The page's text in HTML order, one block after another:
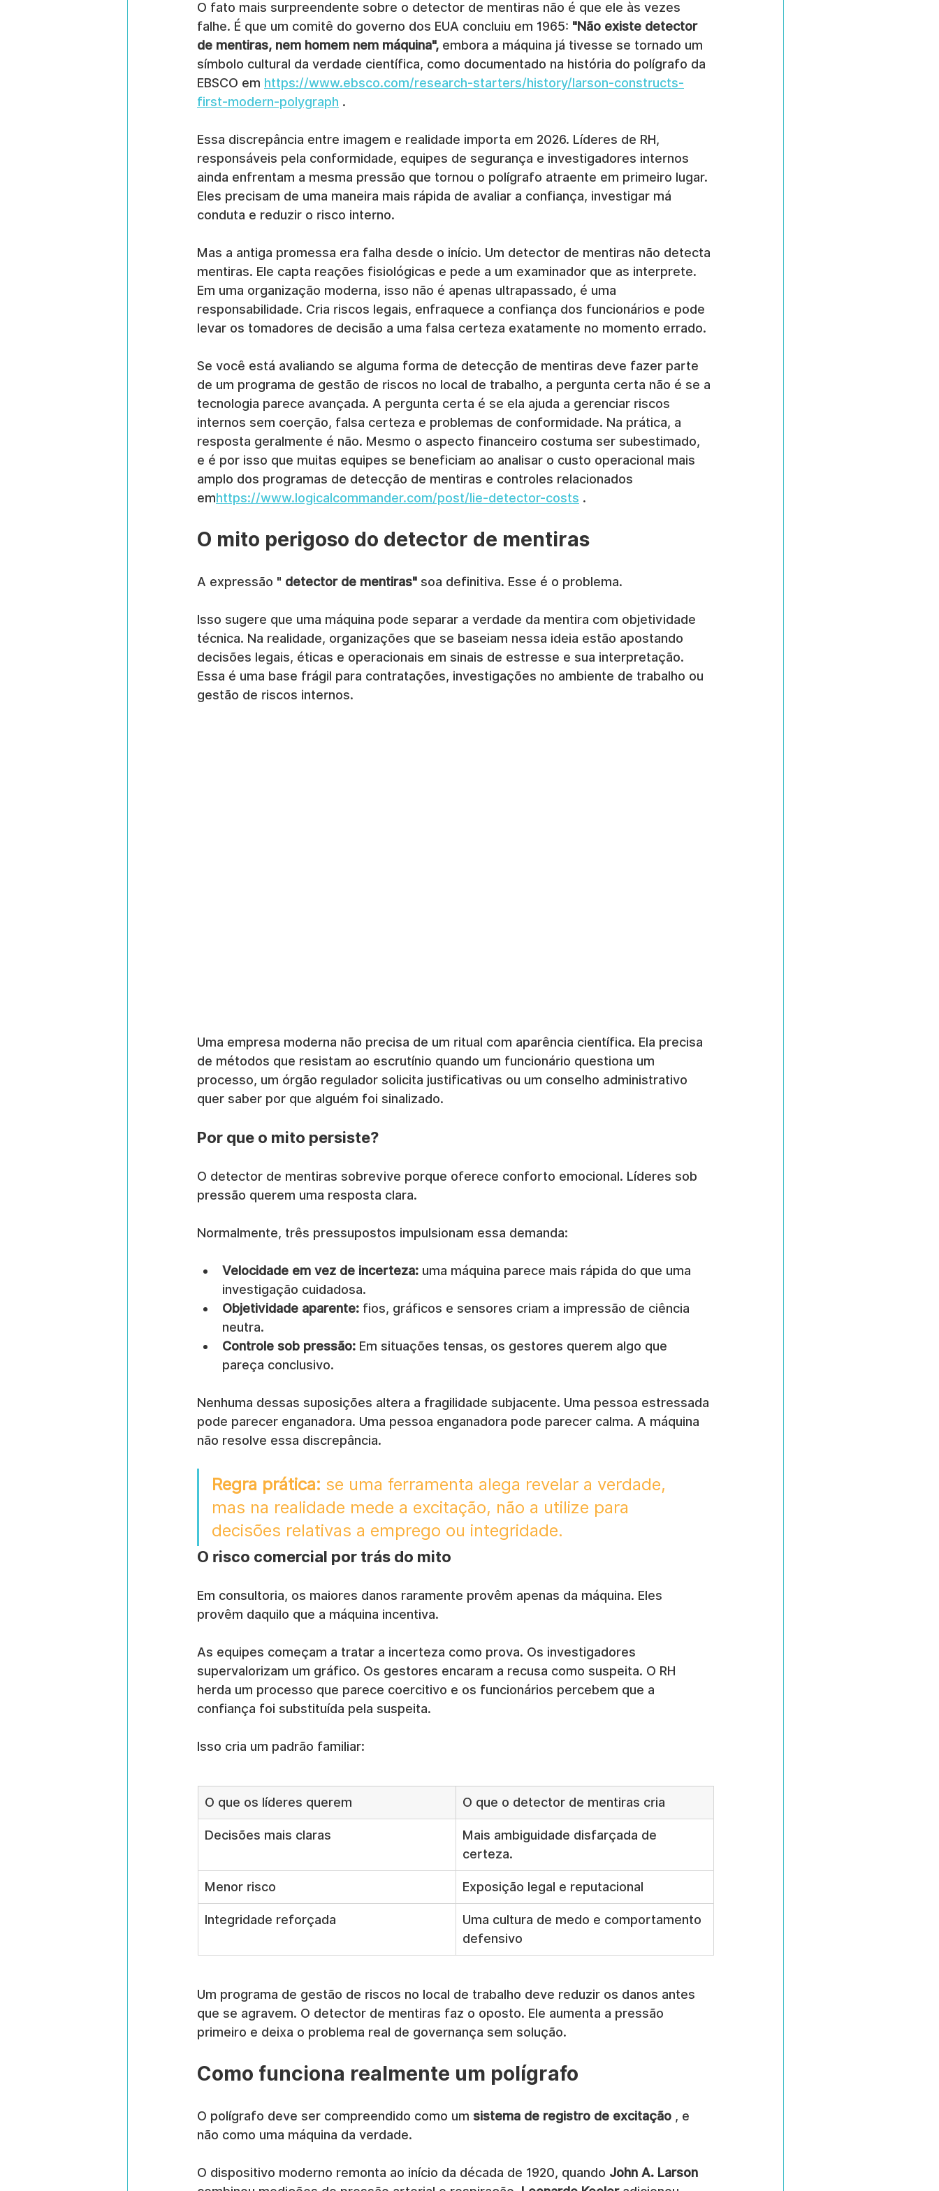
O fato mais surpreendente sobre o detector de mentiras não é que ele às vezes
falhe. É que um comitê do governo dos EUA concluiu em 1965: "Não existe detector
de mentiras, nem homem nem máquina", embora a máquina já tivesse se tornado um
símbolo cultural da verdade científica, como documentado na história do polígrafo da
EBSCO em https://www.ebsco.com/research-starters/history/larson-constructs-
first-modern-polygraph .
Essa discrepância entre imagem e realidade importa em 2026. Líderes de RH,
responsáveis pela conformidade, equipes de segurança e investigadores internos
ainda enfrentam a mesma pressão que tornou o polígrafo atraente em primeiro lugar.
Eles precisam de uma maneira mais rápida de avaliar a confiança, investigar má
conduta e reduzir o risco interno.
Mas a antiga promessa era falha desde o início. Um detector de mentiras não detecta
mentiras. Ele capta reações fisiológicas e pede a um examinador que as interprete.
Em uma organização moderna, isso não é apenas ultrapassado, é uma
responsabilidade. Cria riscos legais, enfraquece a confiança dos funcionários e pode
levar os tomadores de decisão a uma falsa certeza exatamente no momento errado.
Se você está avaliando se alguma forma de detecção de mentiras deve fazer parte
de um programa de gestão de riscos no local de trabalho, a pergunta certa não é se a
tecnologia parece avançada. A pergunta certa é se ela ajuda a gerenciar riscos
internos sem coerção, falsa certeza e problemas de conformidade. Na prática, a
resposta geralmente é não. Mesmo o aspecto financeiro costuma ser subestimado,
e é por isso que muitas equipes se beneficiam ao analisar o custo operacional mais
amplo dos programas de detecção de mentiras e controles relacionados
emhttps://www.logicalcommander.com/post/lie-detector-costs .
O mito perigoso do detector de mentiras
A expressão " detector de mentiras" soa definitiva. Esse é o problema.
Isso sugere que uma máquina pode separar a verdade da mentira com objetividade
técnica. Na realidade, organizações que se baseiam nessa ideia estão apostando
decisões legais, éticas e operacionais em sinais de estresse e sua interpretação.
Essa é uma base frágil para contratações, investigações no ambiente de trabalho ou
gestão de riscos internos.
Uma empresa moderna não precisa de um ritual com aparência científica. Ela precisa
de métodos que resistam ao escrutínio quando um funcionário questiona um
processo, um órgão regulador solicita justificativas ou um conselho administrativo
quer saber por que alguém foi sinalizado.
Por que o mito persiste?
O detector de mentiras sobrevive porque oferece conforto emocional. Líderes sob
pressão querem uma resposta clara.
Normalmente, três pressupostos impulsionam essa demanda:
Velocidade em vez de incerteza: uma máquina parece mais rápida do que uma
investigação cuidadosa.
Objetividade aparente: fios, gráficos e sensores criam a impressão de ciência
neutra.
Controle sob pressão: Em situações tensas, os gestores querem algo que
pareça conclusivo.
Nenhuma dessas suposições altera a fragilidade subjacente. Uma pessoa estressada
pode parecer enganadora. Uma pessoa enganadora pode parecer calma. A máquina
não resolve essa discrepância.
Regra prática: se uma ferramenta alega revelar a verdade,
mas na realidade mede a excitação, não a utilize para
decisões relativas a emprego ou integridade.
O risco comercial por trás do mito
Em consultoria, os maiores danos raramente provêm apenas da máquina. Eles
provêm daquilo que a máquina incentiva.
As equipes começam a tratar a incerteza como prova. Os investigadores
supervalorizam um gráfico. Os gestores encaram a recusa como suspeita. O RH
herda um processo que parece coercitivo e os funcionários percebem que a
confiança foi substituída pela suspeita.
Isso cria um padrão familiar:
O que os líderes querem O que o detector de mentiras cria
Decisões mais claras
Mais ambiguidade disfarçada de
certeza.
Menor risco Exposição legal e reputacional
Integridade reforçada
Uma cultura de medo e comportamento
defensivo
Um programa de gestão de riscos no local de trabalho deve reduzir os danos antes
que se agravem. O detector de mentiras faz o oposto. Ele aumenta a pressão
primeiro e deixa o problema real de governança sem solução.
Como funciona realmente um polígrafo
O polígrafo deve ser compreendido como um sistema de registro de excitação , e
não como uma máquina da verdade.
O dispositivo moderno remonta ao início da década de 1920, quando John A. Larson